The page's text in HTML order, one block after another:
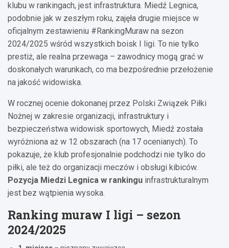
klubu w rankingach, jest infrastruktura. Miedź Legnica,
podobnie jak w zeszłym roku, zajęła drugie miejsce w
oficjalnym zestawieniu #RankingMuraw na sezon
2024/2025 wśród wszystkich boisk I ligi. To nie tylko
prestiż, ale realna przewaga – zawodnicy mogą grać w
doskonałych warunkach, co ma bezpośrednie przełożenie
na jakość widowiska.
W rocznej ocenie dokonanej przez Polski Związek Piłki
Nożnej w zakresie organizacji, infrastruktury i
bezpieczeństwa widowisk sportowych, Miedź została
wyróżniona aż w 12 obszarach (na 17 ocenianych). To
pokazuje, że klub profesjonalnie podchodzi nie tylko do
piłki, ale też do organizacji meczów i obsługi kibiców.
Pozycja Miedzi Legnica w rankingu infrastrukturalnym
jest bez wątpienia wysoka.
Ranking muraw I ligi – sezon
2024/2025